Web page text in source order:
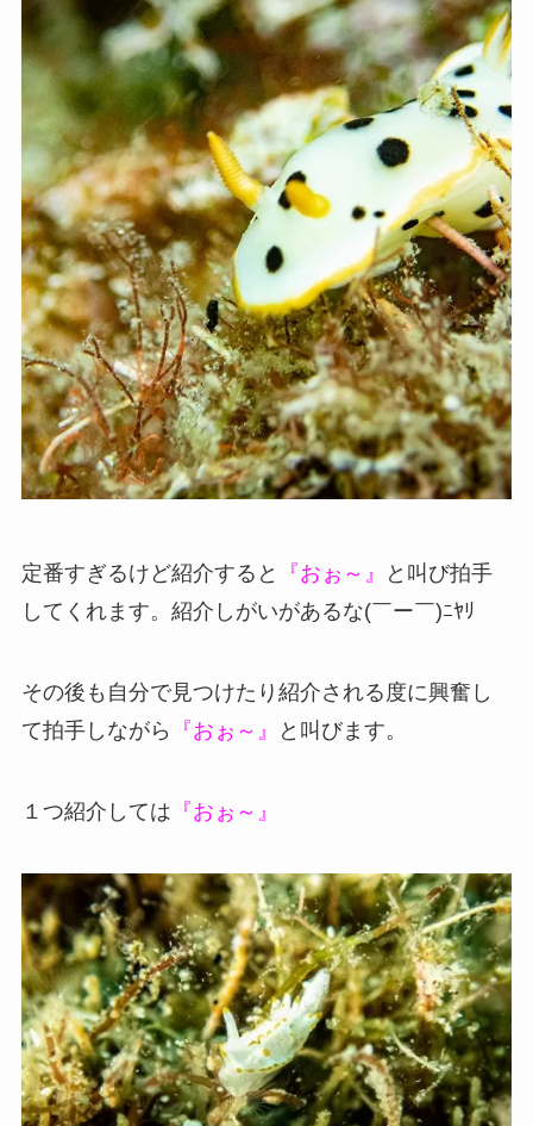
定番すぎるけど紹介すると 『おぉ～』
と叫び拍手
してくれます。紹介しがいがあるな(￣ー￣)ﾆﾔﾘ
その後も自分で見つけたり紹介される度に興奮し
て拍手しながら
『おぉ～』 と叫びます。
１つ紹介しては 『おぉ～』